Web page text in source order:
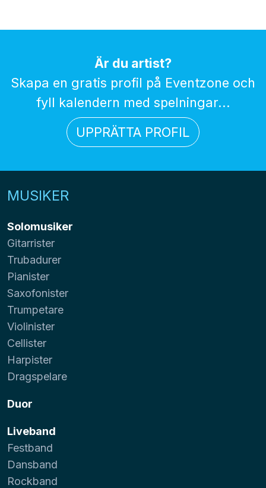
Är du artist?
Skapa en gratis profil på Eventzone och
fyll kalendern med spelningar...
UPPRÄTTA PROFIL
MUSIKER
Solomusiker
Gitarrister
Trubadurer
Pianister
Saxofonister
Trumpetare
Violinister
Cellister
Harpister
Dragspelare
Duor
Liveband
Festband
Dansband
Rockband